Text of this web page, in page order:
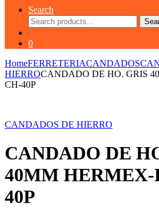
Search
Search
for:
0
HomeFERRETERIACANDADOS
HIERROCANDADO DE HO. GRIS
CH-40P
CANDADOS DE HIERRO
CANDADO DE
40MM HERMEX-
40P